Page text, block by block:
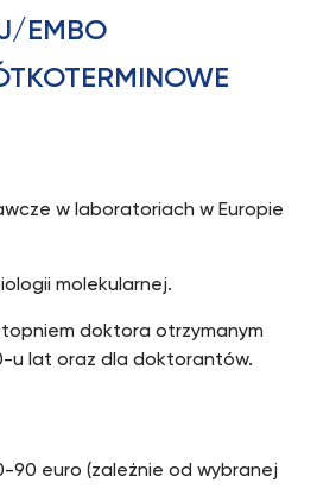
EMBO
w laboratoriach w Europie
molekularnej.
doktora otrzymanym
u lat oraz dla doktorantów.
90 euro (zależnie od wybranej